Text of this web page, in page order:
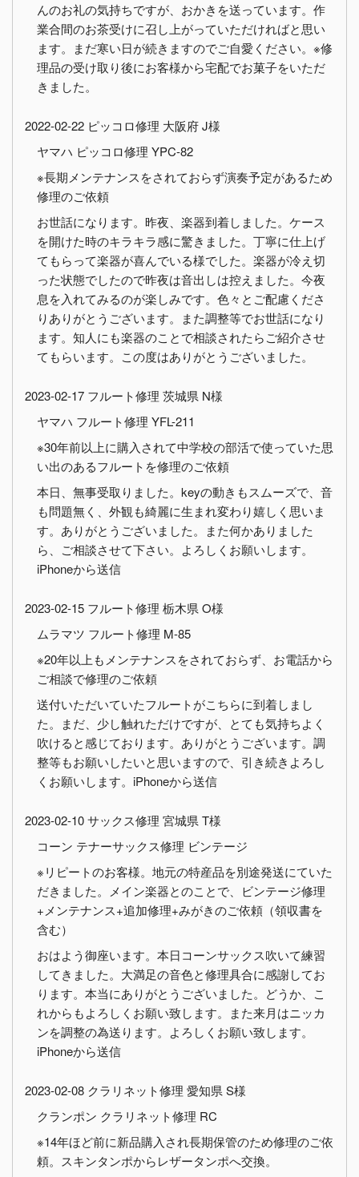
んのお礼の気持ちですが、おかきを送っています。作
業合間のお茶受けに召し上がっていただければと思い
ます。まだ寒い日が続きますのでご自愛ください。※修
理品の受け取り後にお客様から宅配でお菓子をいただ
きました。
2022-02-22 ピッコロ修理 大阪府 J様
ヤマハ ピッコロ修理 YPC-82
※長期メンテナンスをされておらず演奏予定があるため
修理のご依頼
お世話になります。昨夜、楽器到着しました。ケース
を開けた時のキラキラ感に驚きました。丁寧に仕上げ
てもらって楽器が喜んでいる様でした。楽器が冷え切
った状態でしたので昨夜は音出しは控えました。今夜
息を入れてみるのが楽しみです。色々とご配慮くださ
りありがとうございます。また調整等でお世話になり
ます。知人にも楽器のことで相談されたらご紹介させ
てもらいます。この度はありがとうございました。
2023-02-17 フルート修理 茨城県 N様
ヤマハ フルート修理 YFL-211
※30年前以上に購入されて中学校の部活で使っていた思
い出のあるフルートを修理のご依頼
本日、無事受取りました。keyの動きもスムーズで、音
も問題無く、外観も綺麗に生まれ変わり嬉しく思いま
す。ありがとうございました。また何かありました
ら、ご相談させて下さい。よろしくお願いします。
iPhoneから送信
2023-02-15 フルート修理 栃木県 O様
ムラマツ フルート修理 M-85
※20年以上もメンテナンスをされておらず、お電話から
ご相談で修理のご依頼
送付いただいていたフルートがこちらに到着しまし
た。まだ、少し触れただけですが、とても気持ちよく
吹けると感じております。ありがとうございます。調
整等もお願いしたいと思いますので、引き続きよろし
くお願いします。iPhoneから送信
2023-02-10 サックス修理 宮城県 T様
コーン テナーサックス修理 ビンテージ
※リピートのお客様。地元の特産品を別途発送にていた
だきました。メイン楽器とのことで、ビンテージ修理
+メンテナンス+追加修理+みがきのご依頼（領収書を
含む）
おはよう御座います。本日コーンサックス吹いて練習
してきました。大満足の音色と修理具合に感謝してお
ります。本当にありがとうございました。どうか、こ
れからもよろしくお願い致します。また来月はニッカ
ンを調整の為送ります。よろしくお願い致します。
iPhoneから送信
2023-02-08 クラリネット修理 愛知県 S様
クランポン クラリネット修理 RC
※14年ほど前に新品購入され長期保管のため修理のご依
頼。スキンタンポからレザータンポへ交換。